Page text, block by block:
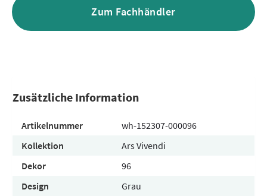
Zum Fachhändler
Zusätzliche Information
Artikelnummer
wh-152307-000096
Kollektion
Ars Vivendi
Dekor
96
Design
Grau